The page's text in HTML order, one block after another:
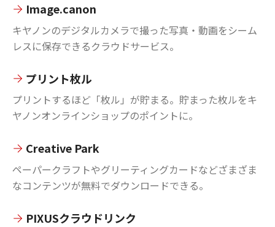
Image.canon
キヤノンのデジタルカメラで撮った写真・動画をシーム
レスに保存できるクラウドサービス。
プリント枚ル
プリントするほど「枚ル」が貯まる。貯まった枚ルをキ
ヤノンオンラインショップのポイントに。
Creative Park
ペーパークラフトやグリーティングカードなどざまざま
なコンテンツが無料でダウンロードできる。
PIXUSクラウドリンク